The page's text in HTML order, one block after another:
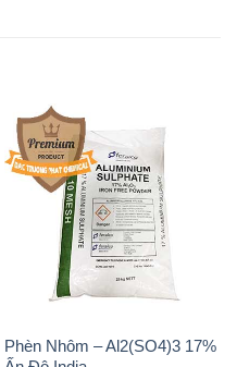
Phèn Nhôm – Al2(SO4)3 17%